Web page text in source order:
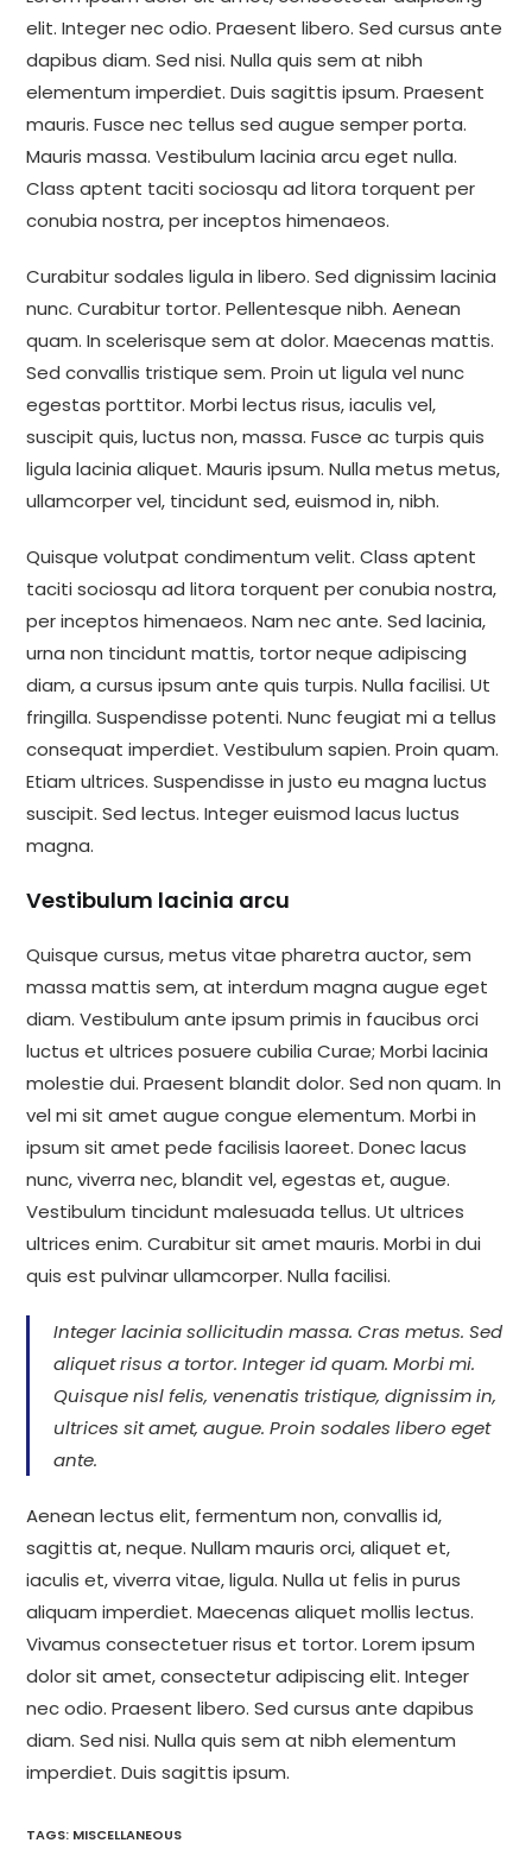
elit. Integer nec odio. Praesent libero. Sed cursus ante
dapibus diam. Sed nisi. Nulla quis sem at nibh
elementum imperdiet. Duis sagittis ipsum. Praesent
mauris. Fusce nec tellus sed augue semper porta.
Mauris massa. Vestibulum lacinia arcu eget nulla.
Class aptent taciti sociosqu ad litora torquent per
conubia nostra, per inceptos himenaeos.
Curabitur sodales ligula in libero. Sed dignissim lacinia
nunc. Curabitur tortor. Pellentesque nibh. Aenean
quam. In scelerisque sem at dolor. Maecenas mattis.
Sed convallis tristique sem. Proin ut ligula vel nunc
egestas porttitor. Morbi lectus risus, iaculis vel,
suscipit quis, luctus non, massa. Fusce ac turpis quis
ligula lacinia aliquet. Mauris ipsum. Nulla metus metus,
ullamcorper vel, tincidunt sed, euismod in, nibh.
Quisque volutpat condimentum velit. Class aptent
taciti sociosqu ad litora torquent per conubia nostra,
per inceptos himenaeos. Nam nec ante. Sed lacinia,
urna non tincidunt mattis, tortor neque adipiscing
diam, a cursus ipsum ante quis turpis. Nulla facilisi. Ut
fringilla. Suspendisse potenti. Nunc feugiat mi a tellus
consequat imperdiet. Vestibulum sapien. Proin quam.
Etiam ultrices. Suspendisse in justo eu magna luctus
suscipit. Sed lectus. Integer euismod lacus luctus
magna.
Vestibulum lacinia arcu
Quisque cursus, metus vitae pharetra auctor, sem
massa mattis sem, at interdum magna augue eget
diam. Vestibulum ante ipsum primis in faucibus orci
luctus et ultrices posuere cubilia Curae; Morbi lacinia
molestie dui. Praesent blandit dolor. Sed non quam. In
vel mi sit amet augue congue elementum. Morbi in
ipsum sit amet pede facilisis laoreet. Donec lacus
nunc, viverra nec, blandit vel, egestas et, augue.
Vestibulum tincidunt malesuada tellus. Ut ultrices
ultrices enim. Curabitur sit amet mauris. Morbi in dui
quis est pulvinar ullamcorper. Nulla facilisi.
Integer lacinia sollicitudin massa. Cras metus. Sed
aliquet risus a tortor. Integer id quam. Morbi mi.
Quisque nisl felis, venenatis tristique, dignissim in,
ultrices sit amet, augue. Proin sodales libero eget
ante.
Aenean lectus elit, fermentum non, convallis id,
sagittis at, neque. Nullam mauris orci, aliquet et,
iaculis et, viverra vitae, ligula. Nulla ut felis in purus
aliquam imperdiet. Maecenas aliquet mollis lectus.
Vivamus consectetuer risus et tortor. Lorem ipsum
dolor sit amet, consectetur adipiscing elit. Integer
nec odio. Praesent libero. Sed cursus ante dapibus
diam. Sed nisi. Nulla quis sem at nibh elementum
imperdiet. Duis sagittis ipsum.
TAGS: MISCELLANEOUS